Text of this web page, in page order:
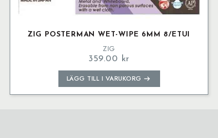
ZIG POSTERMAN WET-WIPE 6MM 8/ETUI
ZIG
359.00 kr
LÄGG TILL I VARUKORG